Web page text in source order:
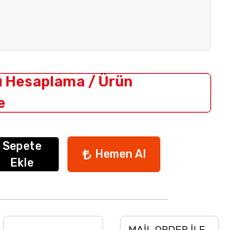
Hesaplama / Ürün
Sepete
Ekle
Hemen Al